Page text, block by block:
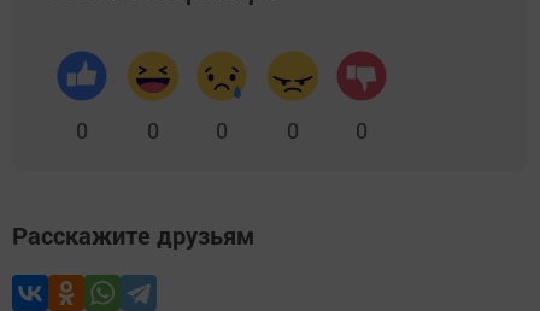
0 0 0 0 0
Расскажите друзьям